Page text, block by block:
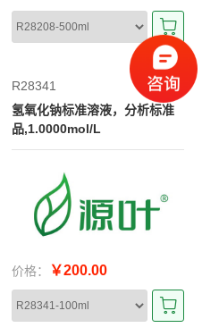
R28341
氢氧化钠标准溶液，分析标准
品,1.0000mol/L
价格： ￥200.00